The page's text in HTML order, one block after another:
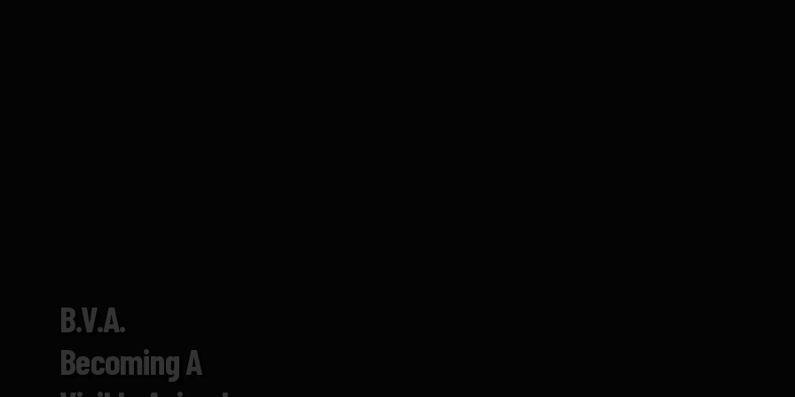
B.V.A.
Becoming A